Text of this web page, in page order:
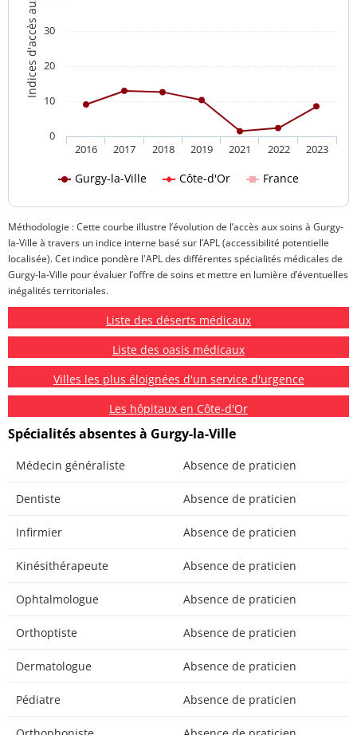
Indices d'accès aux soins
Gurgy-la-Ville Côte-d'Or France
2016 2017 2018 2019 2021 2022 2023
0
10
20
30
Méthodologie : Cette courbe illustre l’évolution de l’accès aux soins à Gurgy-
la-Ville à travers un indice interne basé sur l’APL (accessibilité potentielle
localisée). Cet indice pondère l'APL des différentes spécialités médicales de
Gurgy-la-Ville pour évaluer l’offre de soins et mettre en lumière d’éventuelles
inégalités territoriales.
Liste des déserts médicaux
Liste des oasis médicaux
Villes les plus éloignées d'un service d'urgence
Les hôpitaux en Côte-d'Or
Spécialités absentes à Gurgy-la-Ville
Médecin généraliste Absence de praticien
Dentiste Absence de praticien
Infirmier Absence de praticien
Kinésithérapeute Absence de praticien
Ophtalmologue Absence de praticien
Orthoptiste Absence de praticien
Dermatologue Absence de praticien
Pédiatre Absence de praticien